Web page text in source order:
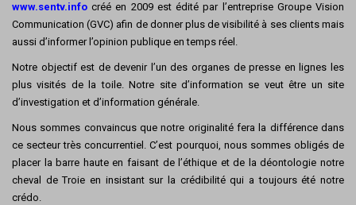
www.sentv.info créé en 2009 est édité par l’entreprise Groupe Vision
Communication (GVC) afin de donner plus de visibilité à ses clients mais
aussi d’informer l’opinion publique en temps réel.
Notre objectif est de devenir l’un des organes de presse en lignes les
plus visités de la toile. Notre site d’information se veut être un site
d’investigation et d’information générale.
Nous sommes convaincus que notre originalité fera la différence dans
ce secteur très concurrentiel. C’est pourquoi, nous sommes obligés de
placer la barre haute en faisant de l’éthique et de la déontologie notre
cheval de Troie en insistant sur la crédibilité qui a toujours été notre
crédo.